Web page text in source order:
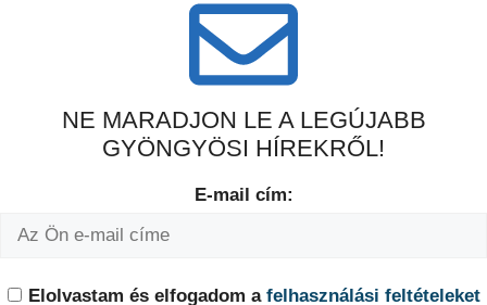
NE MARADJON LE A LEGÚJABB
GYÖNGYÖSI HÍREKRŐL!
E-mail cím:
Elolvastam és elfogadom a felhasználási feltételeket